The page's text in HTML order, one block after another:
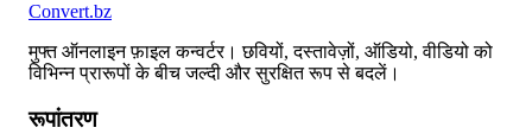
Convert.bz
मुफ्त ऑनलाइन फ़ाइल कन्वर्टर। छवियों, दस्तावेज़ों, ऑडियो, वीडियो को
विभिन्न प्रारूपों के बीच जल्दी और सुरक्षित रूप से बदलें।
रूपांतरण